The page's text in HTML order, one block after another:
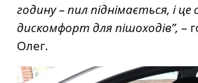
годину – пил піднімається, і
дискомфорт для пішоходів”, –
Олег.